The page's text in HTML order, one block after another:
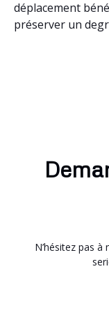
déplacement
préserver un
N’hésitez pas